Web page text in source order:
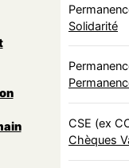
Solidarité
CSE (ex
Chèques